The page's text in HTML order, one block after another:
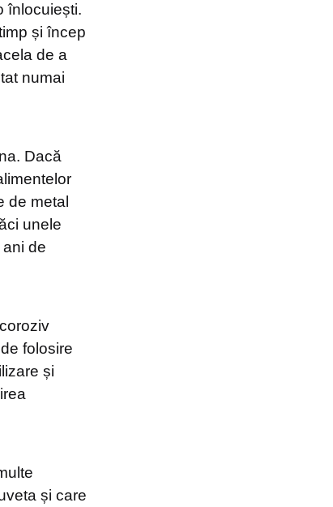
înlocuiești.
și încep
de a
numai
Dacă
de metal
unele
de
folosire
și
și care